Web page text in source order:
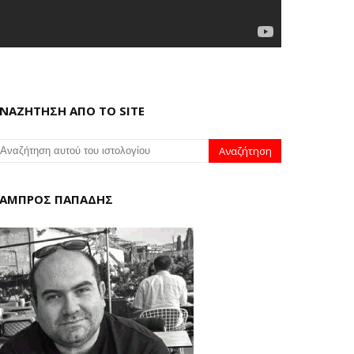
ΑΠΟ ΤΟ SITE
ΠΑΠΑΔΗΣ